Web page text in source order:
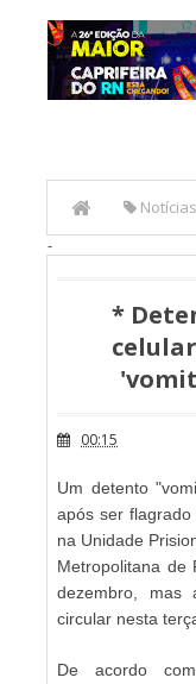
Notícias
celulares no
-
*
00:15
Um detento
após ser
na Unidade
Metropolitana de
dezembro, mas
circular nesta
De acordo